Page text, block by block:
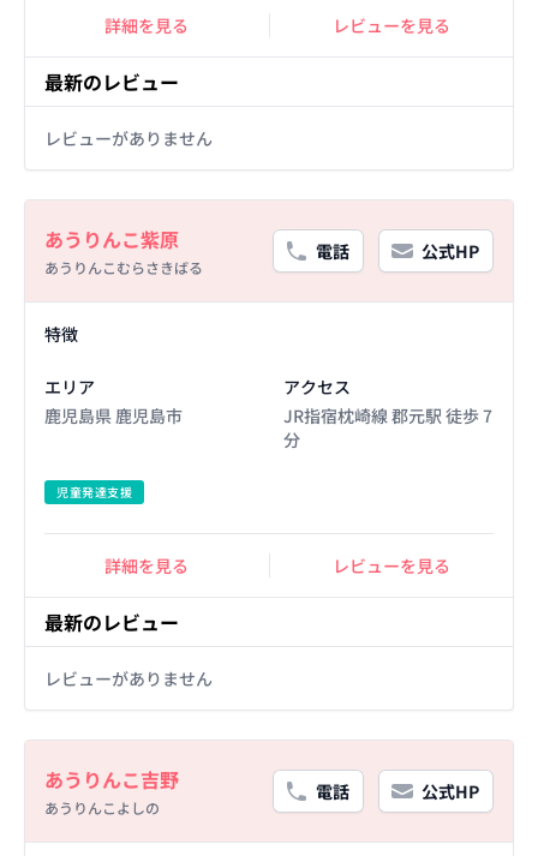
詳細を見る レビューを見る
最新のレビュー
レビューがありません
あうりんこ紫原
あうりんこむらさきばる
電話 公式HP
特徴
エリア
鹿児島県 鹿児島市
アクセス
JR指宿枕崎線 郡元駅 徒歩 7
分
児童発達支援
詳細を見る レビューを見る
最新のレビュー
レビューがありません
あうりんこ吉野
あうりんこよしの
電話 公式HP